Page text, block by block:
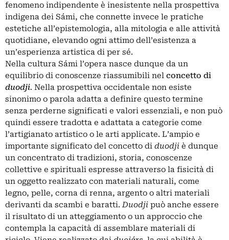
fenomeno indipendente è inesistente nella prospettiva
indigena dei Sámi, che connette invece le pratiche
estetiche all’epistemologia, alla mitologia e alle attività
quotidiane, elevando ogni attimo dell’esistenza a
un’esperienza artistica di per sé.
Nella cultura Sámi l’opera nasce dunque da un
equilibrio di conoscenze riassumibili nel concetto di
duodji. Nella prospettiva occidentale non esiste
sinonimo o parola adatta a definire questo termine
senza perderne significati e valori essenziali, e non può
quindi essere tradotta e adattata a categorie come
l’artigianato artistico o le arti applicate. L’ampio e
importante significato del concetto di duodji è dunque
un concentrato di tradizioni, storia, conoscenze
collettive e spirituali espresse attraverso la fisicità di
un oggetto realizzato con materiali naturali, come
legno, pelle, corna di renna, argento o altri materiali
derivanti da scambi e baratti.Duodji può anche essere
il risultato di un atteggiamento o un approccio che
contempla la capacità di assemblare materiali di